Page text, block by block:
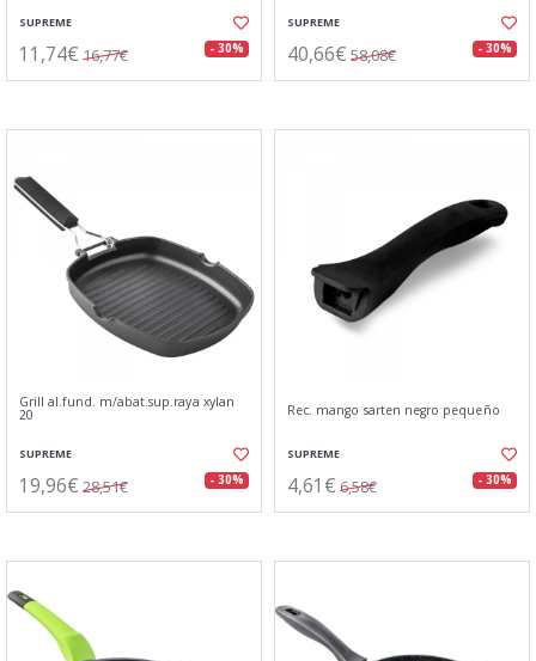
SUPREME
11,74€ 16,77€ - 30%
SUPREME
40,66€ 58,08€ - 30%
Grill al.fund. m/abat.sup.raya xylan
20
SUPREME
19,96€ 28,51€ - 30%
Rec. mango sarten negro pequeño
SUPREME
4,61€ 6,58€ - 30%